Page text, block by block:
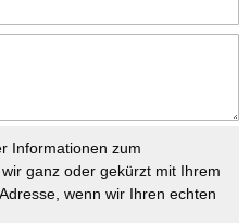
Informationen zum
ganz oder gekürzt mit Ihrem
wenn wir Ihren echten